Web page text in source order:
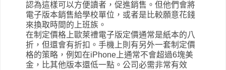
認為這樣可以方便讀者，促進銷售。但他們會將
電子版本銷售給學校單位，或者是比較願意花錢
來換取時間的上班族。
在制定價格上歐萊禮電子版定價通常是紙本的八
折，但還會有折扣。手機上則有另外一套制定價
格的策略，例如在iPhone上通常不會超過6塊美
金，比其他版本還低一點。公司必需非常有效